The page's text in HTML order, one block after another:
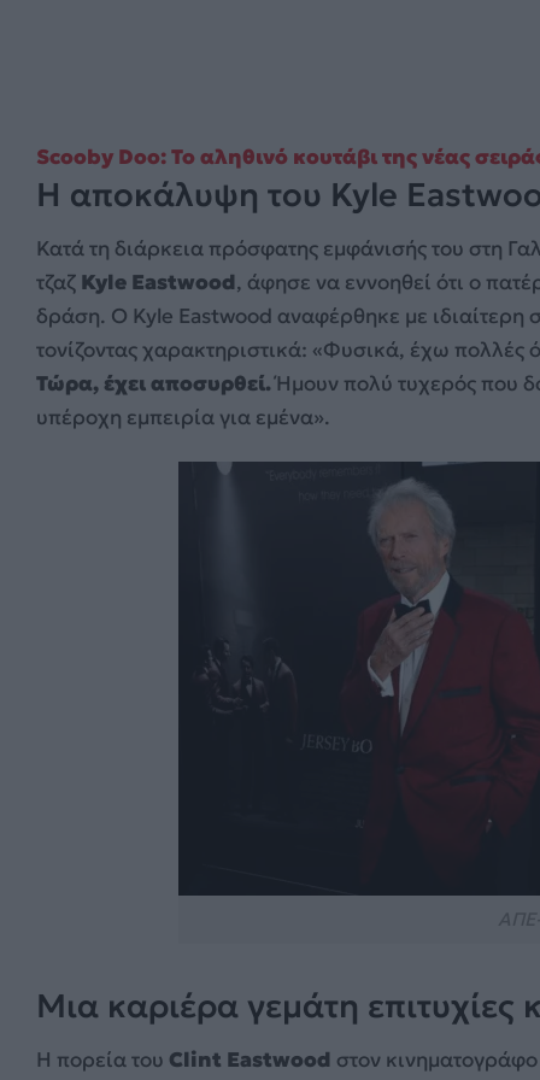
Scooby Doo: Το αληθινό κουτάβι της νέας
Η αποκάλυψη του Kyle
Κατά τη διάρκεια πρόσφατης εμφάνισής του στη
τζαζ Kyle Eastwood, άφησε να εννοηθεί ότι ο
δράση. Ο Kyle Eastwood αναφέρθηκε με ιδιαίτερη
τονίζοντας χαρακτηριστικά: «Φυσικά, έχω
Τώρα, έχει αποσυρθεί.Ήμουν πολύ τυχερός που
υπέροχη εμπειρία για εμένα».
Μια καριέρα γεμάτη επιτυχίες
Η πορεία του Clint Eastwood στον κινηματογράφο